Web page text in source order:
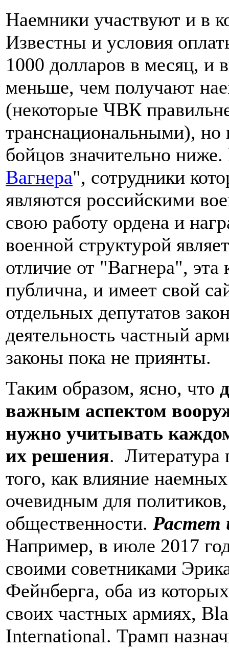
Наемники участвуют и в
Известны и условия
1000 долларов в месяц, и
меньше, чем получают
(некоторые ЧВК
транснациональными), но
бойцов значительно
Вагнера", сотрудники
являются российскими
свою работу ордена и
военной структурой
отличие от "Вагнера", эта
публична, и имеет свой
отдельных депутатов
деятельность частный
законы пока не приянты.
Таким образом, ясно, что
важным аспектом
нужно учитывать
их решения.
того, как влияние
очевидным для
общественности. Растет
Например, в июле 2017
своими советниками
Фейнберга, оба из
своих частных армиях,
International. Трамп